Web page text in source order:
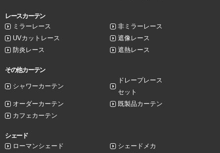
レースカーテン
ミラーレース
非ミラーレース
UVカットレース
遮像レース
防炎レース
遮熱レース
その他カーテン
シャワーカーテン
ドレープレース
セット
オーダーカーテン
既製品カーテン
カフェカーテン
シェード
ローマンシェード
シェードメカ